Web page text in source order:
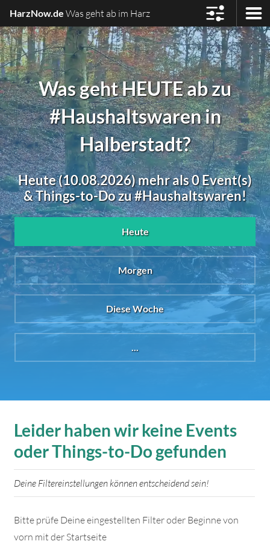
HarzNow.de Was geht ab im Harz
Was geht HEUTE ab zu
#Haushaltswaren in
Halberstadt?
Heute (10.08.2026) mehr als 0 Event(s)
& Things-to-Do zu #Haushaltswaren!
Heute
Morgen
Diese Woche
Leider haben wir keine Events
oder Things-to-Do gefunden
Deine Filtereinstellungen können entscheidend sein!
Bitte prüfe Deine eingestellten Filter oder Beginne von
vorn mit der Startseite